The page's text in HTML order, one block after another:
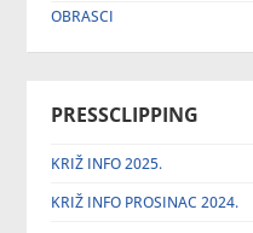
OBRASCI
PRESSCLIPPING
KRIŽ INFO 2025.
KRIŽ INFO PROSINAC 2024.